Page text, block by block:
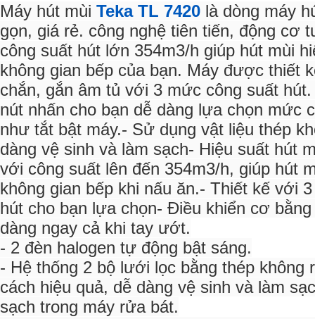
Máy hút mùi Teka TL 7420 là dòng máy
gọn, giá rẻ. công nghệ tiên tiến, động cơ
công suất hút lớn 354m3/h giúp hút mùi
không gian bếp của bạn. Máy được thiết
chắn, gắn âm tủ với 3 mức công suất
nút nhấn cho bạn dễ dàng lựa chọn mức
như tắt bật máy.- Sử dụng vật liệu thép
dàng vệ sinh và làm sạch- Hiệu suất hút
với công suất lên đến 354m3/h, giúp hút
không gian bếp khi nấu ăn.- Thiết kế với
hút cho bạn lựa chọn- Điều khiển cơ
dàng ngay cả khi tay ướt.
- 2 đèn halogen tự động bật sáng.
- Hệ thống 2 bộ lưới lọc bằng thép không
cách hiệu quả, dễ dàng vệ sinh và làm
sạch trong máy rửa bát.